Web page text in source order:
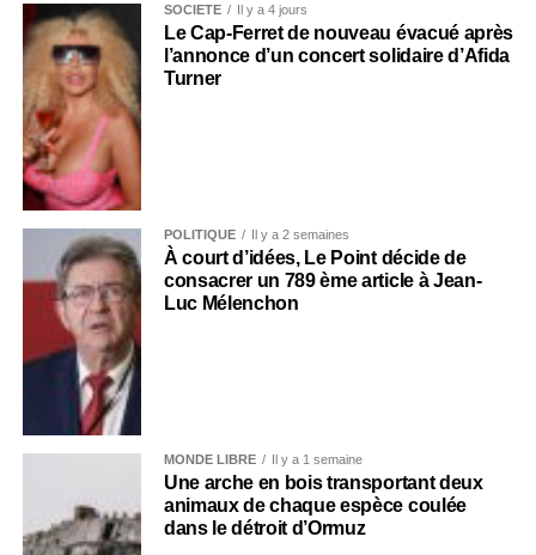
SOCIÉTÉ Il y a 4 jours
Le Cap-Ferret de nouveau évacué après
l’annonce d’un concert solidaire d’Afida
Turner
POLITIQUE Il y a 2 semaines
À court d’idées, Le Point décide de
consacrer un 789 ème article à Jean-
Luc Mélenchon
MONDE LIBRE Il y a 1 semaine
Une arche en bois transportant deux
animaux de chaque espèce coulée
dans le détroit d’Ormuz